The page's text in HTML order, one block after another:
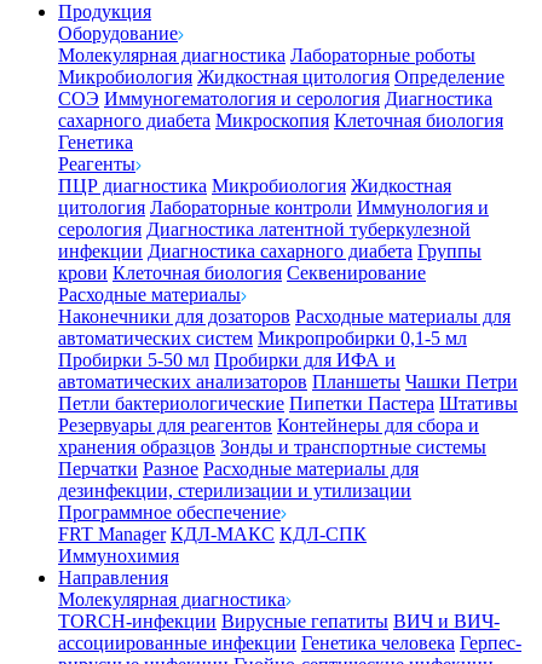
Продукция
Оборудование
Молекулярная диагностика Лабораторные роботы
Микробиология Жидкостная цитология Определение
СОЭ Иммуногематология и серология Диагностика
сахарного диабета Микроскопия Клеточная биология
Генетика
Реагенты
ПЦР диагностика Микробиология Жидкостная
цитология Лабораторные контроли Иммунология и
серология Диагностика латентной туберкулезной
инфекции Диагностика сахарного диабета Группы
крови Клеточная биология Секвенирование
Расходные материалы
Наконечники для дозаторов Расходные материалы для
автоматических систем Микропробирки 0,1-5 мл
Пробирки 5-50 мл Пробирки для ИФА и
автоматических анализаторов Планшеты Чашки Петри
Петли бактериологические Пипетки Пастера Штативы
Резервуары для реагентов Контейнеры для сбора и
хранения образцов Зонды и транспортные системы
Перчатки Разное Расходные материалы для
дезинфекции, стерилизации и утилизации
Программное обеспечение
FRT Manager КДЛ-МАКС КДЛ-СПК
Иммунохимия
Направления
Молекулярная диагностика
TORCH-инфекции Вирусные гепатиты ВИЧ и ВИЧ-
ассоциированные инфекции Генетика человека Герпес-